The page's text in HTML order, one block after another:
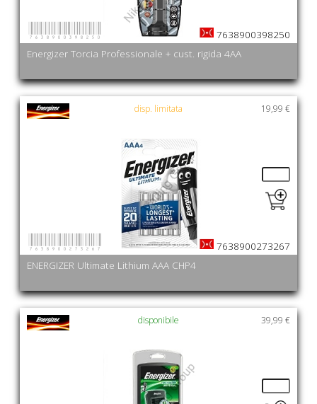
Energizer Torcia Professionale + cust. rigida 4AA
7638900398250
19,99 €
ENERGIZER Ultimate Lithium AAA CHP4
disp. limitata
7638900273267
39,99 €
disponibile